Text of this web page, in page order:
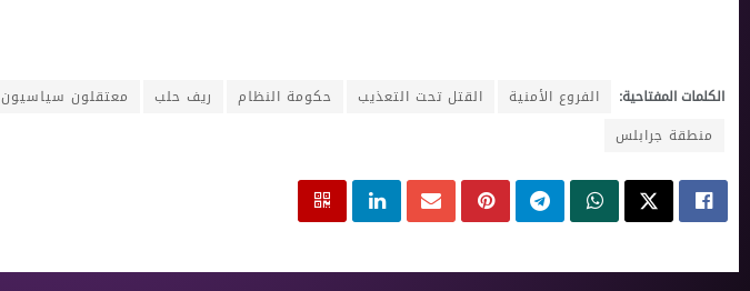
الكلمات المفتاحية: الفروع الأمنية القتل تحت التعذيب حكومة النظام ريف حلب
معتقلون سياسيون
منطقة جرابلس